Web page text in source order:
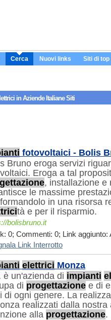
Cerca Nuovi links Siti di top
in Aziende Italiane Siti
fotovoltaici - Bolis
Bruno eroga servizi
Eroga a tal
, installazione e
le massime
in una risorsa
tà e per il risparmio.
bolisbruno.it
0; Commenti: 0; Link aggiunto:
Link Interrotto
elettrici Monza
è un'azienda di impianti
di progettazione e di
di ogni genere. La
realizzati dalla
alla progettazione.